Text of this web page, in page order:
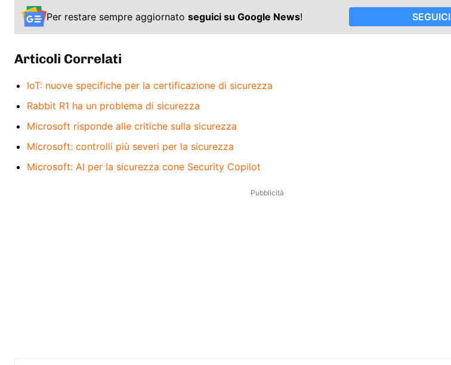
Per restare sempre aggiornato seguici su Google News! SEGUICI
Articoli Correlati
IoT: nuove specifiche per la certificazione di sicurezza
Rabbit R1 ha un problema di sicurezza
Microsoft risponde alle critiche sulla sicurezza
Microsoft: controlli più severi per la sicurezza
Microsoft: AI per la sicurezza cone Security Copilot
Pubblicità